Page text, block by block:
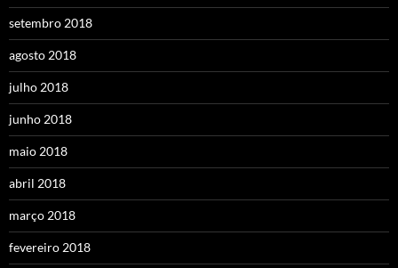
setembro 2018
agosto 2018
julho 2018
junho 2018
maio 2018
abril 2018
março 2018
fevereiro 2018